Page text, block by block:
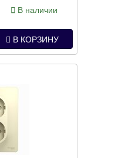
В наличии
В КОРЗИНУ